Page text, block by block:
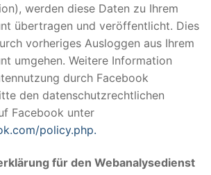
werden diese Daten zu Ihrem
übertragen und veröffentlicht. Dies
vorheriges Ausloggen aus Ihrem
umgehen. Weitere Information
durch Facebook
den datenschutzrechtlichen
Facebook unter
policy.php.
für den Webanalysedienst